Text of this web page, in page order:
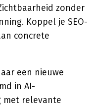
zonder
Koppel je SEO-
concrete
een nieuwe
in AI-
met relevante